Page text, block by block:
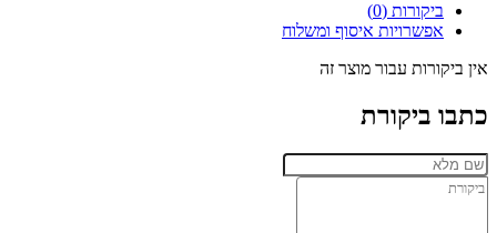
ביקורות (0)
אפשרויות איסוף ומשלוח
אין ביקורות עבור מוצר זה
כתבו ביקורת